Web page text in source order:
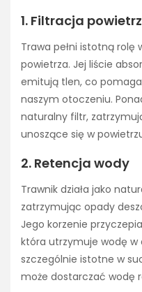
1. Filtracja
Trawa pełni istotną rolę
powietrza. Jej liście
emitują tlen, co
naszym otoczeniu.
naturalny filtr,
unoszące się w
2. Retencja wody
Trawnik działa jako
zatrzymując opady
Jego korzenie
która utrzymuje wodę w
szczególnie istotne w
może dostarczać wodę